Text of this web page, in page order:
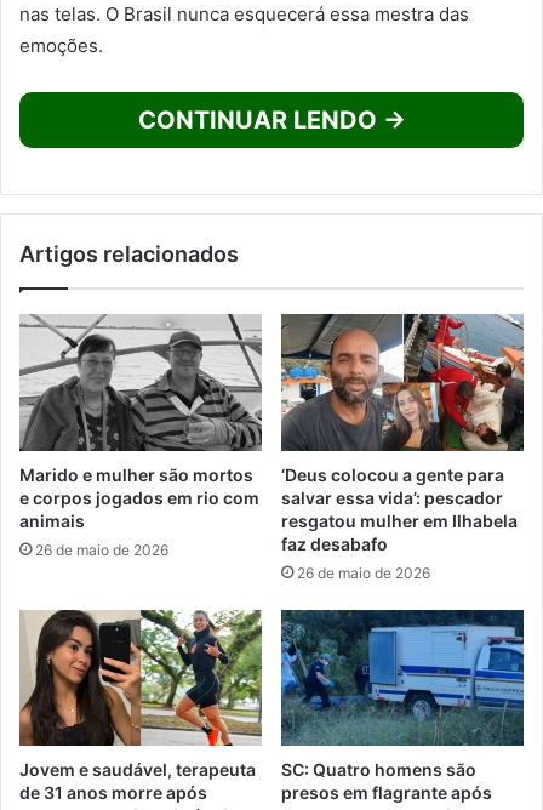
nas telas. O Brasil nunca esquecerá essa mestra das
emoções.
CONTINUAR LENDO →
Artigos relacionados
Marido e mulher são mortos
e corpos jogados em rio com
animais
26 de maio de 2026
‘Deus colocou a gente para
salvar essa vida’: pescador
resgatou mulher em Ilhabela
faz desabafo
26 de maio de 2026
Jovem e saudável, terapeuta
de 31 anos morre após
SC: Quatro homens são
presos em flagrante após